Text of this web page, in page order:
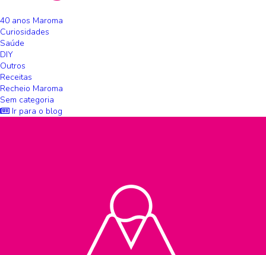
40 anos Maroma
Curiosidades
Saúde
DIY
Outros
Receitas
Recheio Maroma
Sem categoria
Ir para o blog